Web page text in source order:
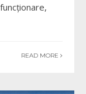
READ MORE